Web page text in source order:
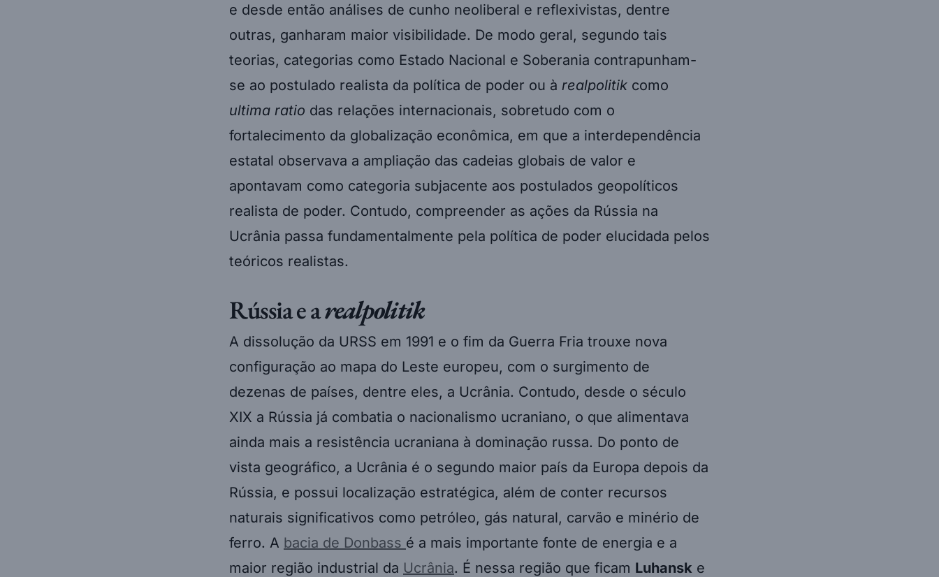
e desde então análises de cunho neoliberal e reflexivistas, dentre
outras, ganharam maior visibilidade. De modo geral, segundo tais
teorias, categorias como Estado Nacional e Soberania contrapunham-
se ao postulado realista da política de poder ou à realpolitik como
ultima ratio das relações internacionais, sobretudo com o
fortalecimento da globalização econômica, em que a interdependência
estatal observava a ampliação das cadeias globais de valor e
apontavam como categoria subjacente aos postulados geopolíticos
realista de poder. Contudo, compreender as ações da Rússia na
Ucrânia passa fundamentalmente pela política de poder elucidada pelos
teóricos realistas.
Rússia e arealpolitik
A dissolução da URSS em 1991 e o fim da Guerra Fria trouxe nova
configuração ao mapa do Leste europeu, com o surgimento de
dezenas de países, dentre eles, a Ucrânia. Contudo, desde o século
XIX a Rússia já combatia o nacionalismo ucraniano, o que alimentava
ainda mais a resistência ucraniana à dominação russa. Do ponto de
vista geográfico, a Ucrânia é o segundo maior país da Europa depois da
Rússia, e possui localização estratégica, além de conter recursos
naturais significativos como petróleo, gás natural, carvão e minério de
ferro. A bacia de Donbass é a mais importante fonte de energia e a
maior região industrial da Ucrânia. É nessa região que ficam Luhansk e